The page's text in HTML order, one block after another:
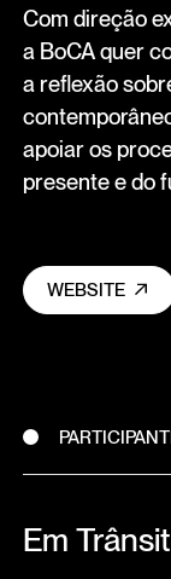
Com direção
a BoCA quer
a reflexão
apoiar os
presente e do
WEBSITE
Em